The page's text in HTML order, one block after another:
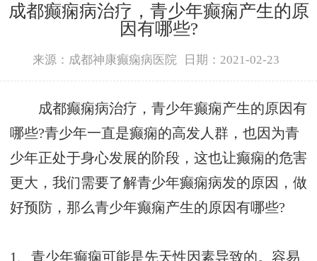
成都癫痫病治疗，青少年癫痫产生的原
因有哪些?
来源：成都神康癫痫病医院 日期：2021-02-23
成都癫痫病治疗，青少年癫痫产生的原因有
哪些?青少年一直是癫痫的高发人群，也因为青
少年正处于身心发展的阶段，这也让癫痫的危害
更大，我们需要了解青少年癫痫病发的原因，做
好预防，那么青少年癫痫产生的原因有哪些?
1、青少年癫痫可能是先天性因素导致的。容易